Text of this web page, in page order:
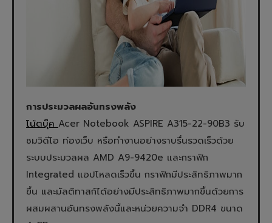
การประมวลผลอันทรงพลัง
โน้ตบุ๊ค Acer Notebook ASPIRE A315-22-90B3 รับ
ชมวิดีโอ ท่องเว็บ หรือทำงานอย่างราบรื่นรวดเร็วด้วย
ระบบประมวลผล AMD A9-9420e และกราฟิก
Integrated แอปโหลดเร็วขึ้น กราฟิกมีประสิทธิภาพมาก
ขึ้น และมัลติทาสก์ได้อย่างมีประสิทธิภาพมากขึ้นด้วยการ
ผสมผสานอันทรงพลังนี้และหน่วยความจำ DDR4 ขนาด